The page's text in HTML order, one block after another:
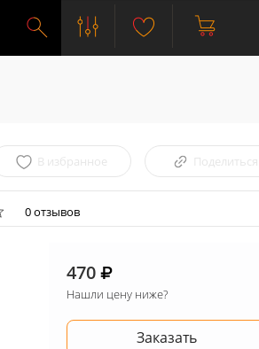
В избранное Поделиться
0 отзывов
470
Нашли цену ниже?
Заказать